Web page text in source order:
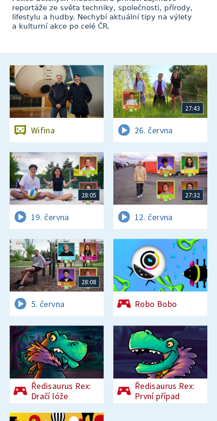
reportáže ze světa techniky, společnosti, přírody,
lifestylu a hudby. Nechybí aktuální tipy na výlety
a kulturní akce po celé ČR.
Wifina
27:43
26. června
28:05
19. června
27:32
12. června
28:08
5. června Robo Bobo
Ředisaurus Rex:
Dračí lóže
Ředisaurus Rex:
První případ